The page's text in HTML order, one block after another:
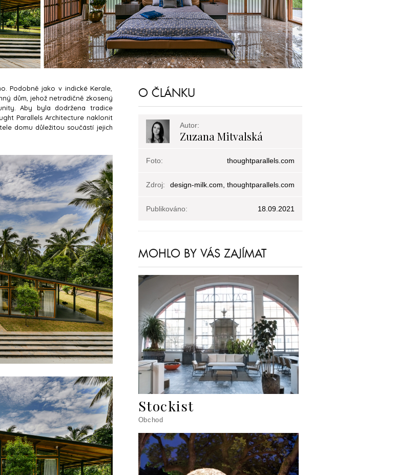
Podobně jako v indické Kerale,
dům, jehož netradičně zkosený
Aby byla dodržena tradice
Parallels Architecture naklonit
domu důležitou součástí jejich
O ČLÁNKU
Autor:
Zuzana Mitvalská
Foto: thoughtparallels.com
Zdroj: design-milk.com, thoughtparallels.com
Publikováno: 18.09.2021
MOHLO BY VÁS ZAJÍMAT
Stockist
Obchod